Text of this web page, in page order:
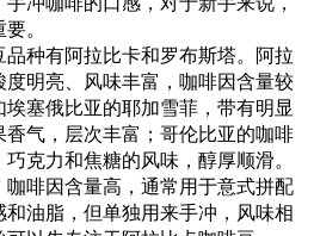
。
品种有阿拉比卡和罗布斯塔。阿拉
明亮、风味丰富，咖啡因含量较
塞俄比亚的耶加雪菲，带有明显
气，层次丰富；哥伦比亚的咖啡
克力和焦糖的风味，醇厚顺滑。
啡因含量高，通常用于意式拼配
油脂，但单独用来手冲，风味相